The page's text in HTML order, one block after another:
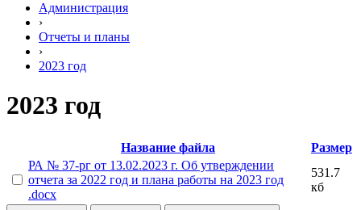
Администрация
›
Отчеты и планы
›
2023 год
2023 год
Название файла
Размер
РА № 37-рг от 13.02.2023 г. Об утверждении
отчета за 2022 год и плана работы на 2023 год
.docx
531.7
кб